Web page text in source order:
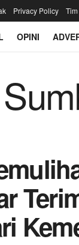
Privacy Policy
OPINI